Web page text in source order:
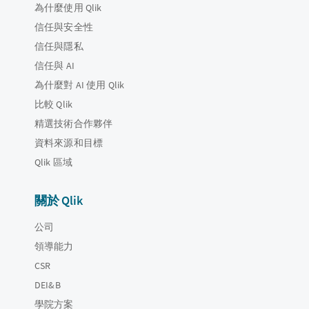
為什麼使用 Qlik
信任與安全性
信任與隱私
信任與 AI
為什麼對 AI 使用 Qlik
比較 Qlik
精選技術合作夥伴
資料來源和目標
Qlik 區域
關於 Qlik
公司
領導能力
CSR
DEI&B
學院方案